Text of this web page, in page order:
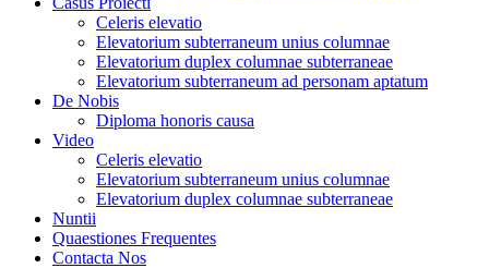
Celeris elevatio
Elevatorium subterraneum unius columnae
Elevatorium duplex columnae subterraneae
Elevatorium subterraneum ad personam aptatum
De Nobis
Diploma honoris causa
Video
Celeris elevatio
Elevatorium subterraneum unius columnae
Elevatorium duplex columnae subterraneae
Nuntii
Quaestiones Frequentes
Contacta Nos